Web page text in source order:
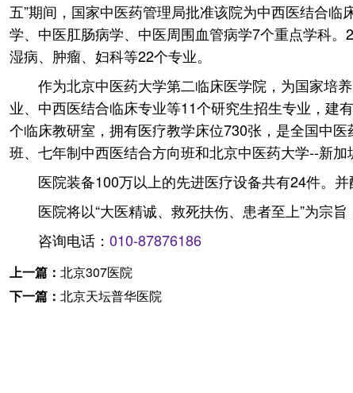
五”期间，国家中医药管理局批准该院为中西医结合
学、中医肛肠病学、中医周围血管病学7个重点学科
湿病、肿瘤、妇科等22个专业。
作为北京中医药大学第二临床医学院，为国家培
业、中西医结合临床专业等11个研究生招生专业，建
个临床教研室，拥有医疗教学床位730张，是全国中
班、七年制中西医结合方向班和北京中医药大学--新
医院装备100万以上的先进医疗设备共有24件。
医院将以“大医精诚、救死扶伤、患者至上”为宗
咨询电话： 010-87876186
上一篇： 北京307医院
下一篇： 北京天坛普华医院